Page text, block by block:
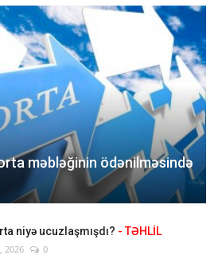
məbləğinin ödənilməsində
niyə ucuzlaşmışdı? - TƏHLİL
2026 0